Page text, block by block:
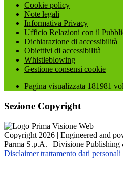
Cookie policy
Note legali
Informativa Privacy
Ufficio Relazioni con il
Dichiarazione di accessibilità
Obiettivi di accessibilità
Whistleblowing
Gestione consensi cookie
Pagina visualizzata 181981
Sezione Copyright
Copyright 2026 | Engineered and
Parma S.p.A. | Divisione
Disclaimer trattamento dati personali